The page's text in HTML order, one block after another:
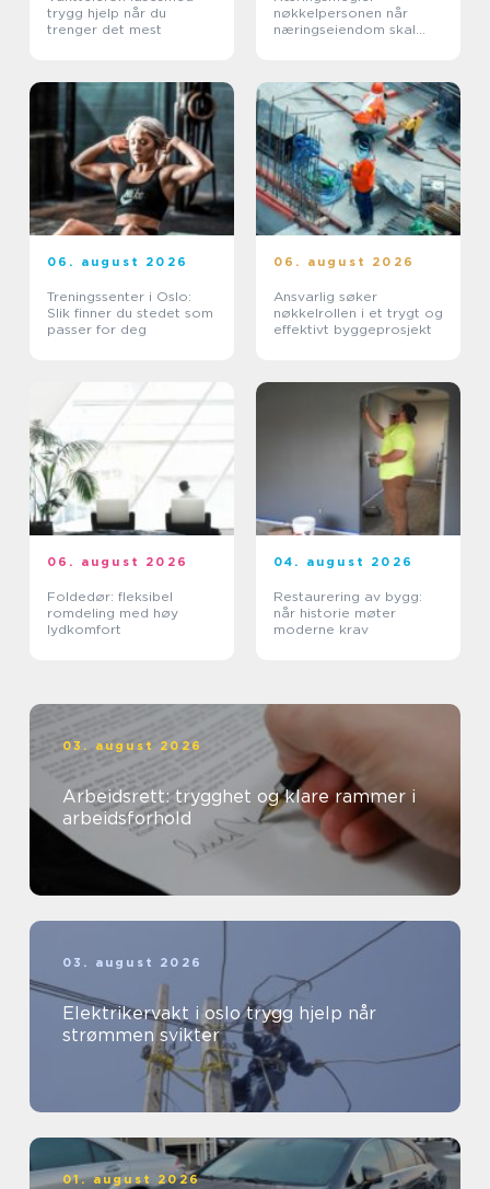
trygg hjelp når du
trenger det mest
nøkkelpersonen når
næringseiendom skal
06. august 2026
Treningssenter i Oslo:
Slik finner du stedet som
passer for deg
06. august 2026
Ansvarlig søker
nøkkelrollen i et trygt og
effektivt byggeprosjekt
06. august 2026
Foldedør: fleksibel
romdeling med høy
lydkomfort
04. august 2026
Restaurering av bygg:
når historie møter
moderne krav
03. august 2026
Arbeidsrett: trygghet og klare rammer i
arbeidsforhold
03. august 2026
Elektrikervakt i oslo trygg hjelp når
strømmen svikter
01. august 2026